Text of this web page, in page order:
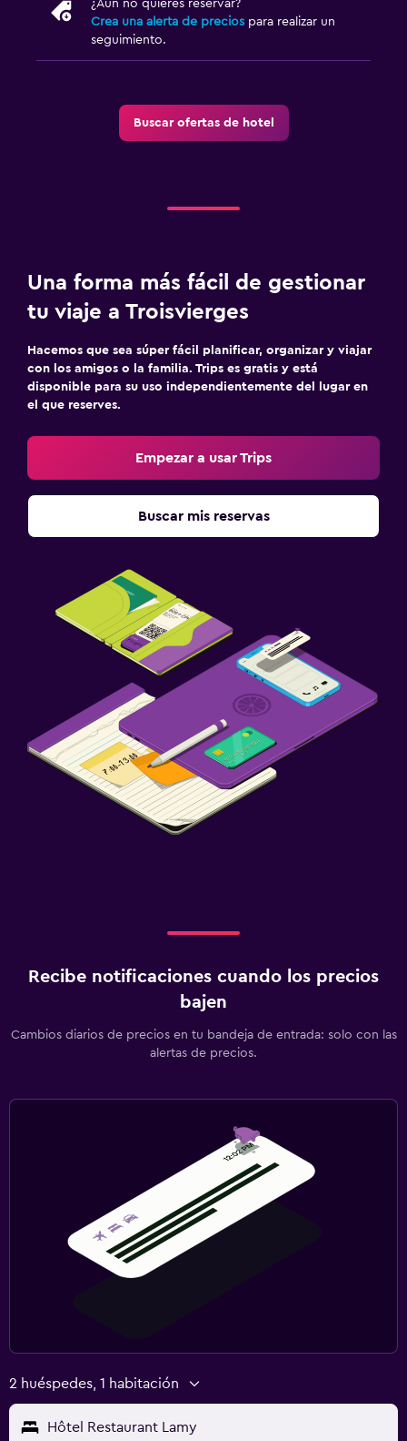
¿Aún no quieres reservar?
Crea una alerta de precios para realizar un
seguimiento.
Buscar ofertas de hotel
Una forma más fácil de gestionar
tu viaje a Troisvierges
Hacemos que sea súper fácil planificar, organizar y viajar
con los amigos o la familia. Trips es gratis y está
disponible para su uso independientemente del lugar en
el que reserves.
Empezar a usar Trips
Buscar mis reservas
Recibe notificaciones cuando los precios
bajen
Cambios diarios de precios en tu bandeja de entrada: solo con las
alertas de precios.
2 huéspedes, 1 habitación
Hôtel Restaurant Lamy